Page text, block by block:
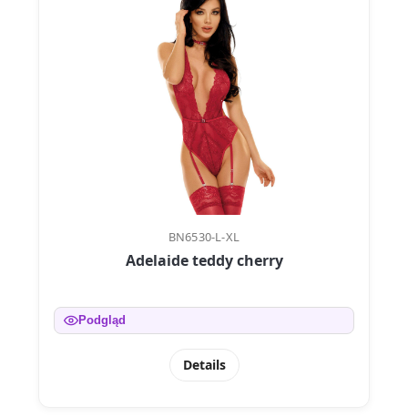
BN6530-L-XL
Adelaide teddy cherry
Podgląd
Details